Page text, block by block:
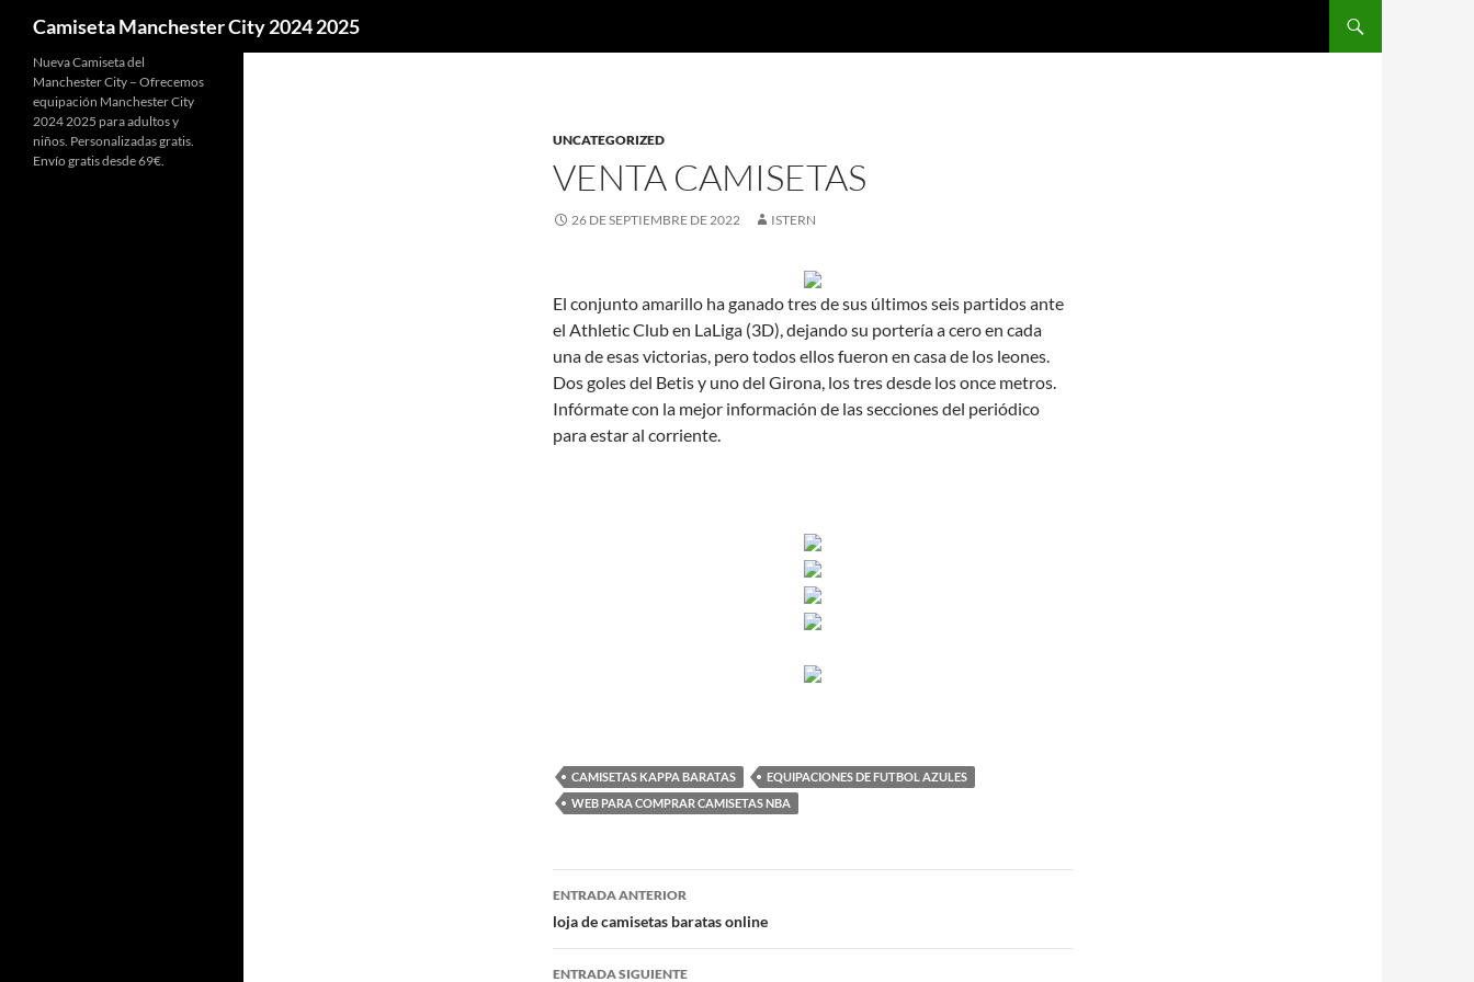
Camiseta Manchester City 2024 2025
UNCATEGORIZED
VENTA CAMISETAS
26 DE SEPTIEMBRE DE 2022 ISTERN
El conjunto amarillo ha ganado tres de sus últimos seis partidos ante
el Athletic Club en LaLiga (3D), dejando su portería a cero en cada
una de esas victorias, pero todos ellos fueron en casa de los leones.
Dos goles del Betis y uno del Girona, los tres desde los once metros.
Infórmate con la mejor información de las secciones del periódico
para estar al corriente.
CAMISETAS KAPPA BARATAS
EQUIPACIONES DE FUTBOL AZULES
WEB PARA COMPRAR CAMISETAS NBA
Navegación
de
entradas
ENTRADA ANTERIOR
loja de camisetas baratas online
ENTRADA SIGUIENTE
Nueva Camiseta del
Manchester City – Ofrecemos
equipación Manchester City
2024 2025 para adultos y
niños. Personalizadas gratis.
Envío gratis desde 69€.